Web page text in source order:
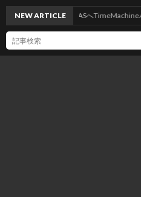
NEW ARTICLE
にしたらNASへTimeMachineバッ